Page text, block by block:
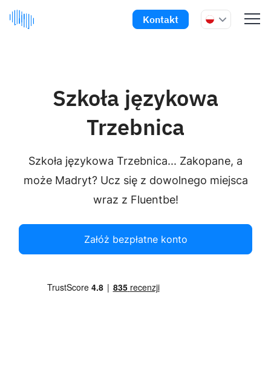
Kontakt
Szkoła językowa
Trzebnica
Szkoła językowa Trzebnica... Zakopane, a
może Madryt? Ucz się z dowolnego miejsca
wraz z Fluentbe!
Załóż bezpłatne konto